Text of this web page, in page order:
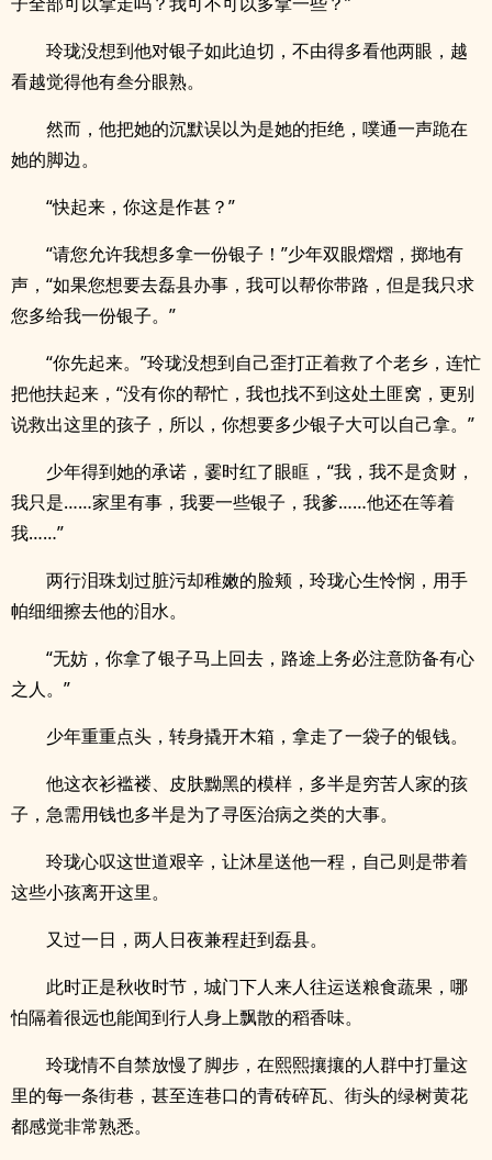
玲珑没想到他对银子如此迫切，不由得多看他两眼，越
看越觉得他有叁分眼熟。
然而，他把她的沉默误以为是她的拒绝，噗通一声跪在
她的脚边。
“快起来，你这是作甚？”
“请您允许我想多拿一份银子！”少年双眼熠熠，掷地有
声，“如果您想要去磊县办事，我可以帮你带路，但是我只求
您多给我一份银子。”
“你先起来。”玲珑没想到自己歪打正着救了个老乡，连忙
把他扶起来，“没有你的帮忙，我也找不到这处土匪窝，更别
说救出这里的孩子，所以，你想要多少银子大可以自己拿。”
少年得到她的承诺，霎时红了眼眶，“我，我不是贪财，
我只是……家里有事，我要一些银子，我爹……他还在等着
我……”
两行泪珠划过脏污却稚嫩的脸颊，玲珑心生怜悯，用手
帕细细擦去他的泪水。
“无妨，你拿了银子马上回去，路途上务必注意防备有心
之人。”
少年重重点头，转身撬开木箱，拿走了一袋子的银钱。
他这衣衫褴褛、皮肤黝黑的模样，多半是穷苦人家的孩
子，急需用钱也多半是为了寻医治病之类的大事。
玲珑心叹这世道艰辛，让沐星送他一程，自己则是带着
这些小孩离开这里。
又过一日，两人日夜兼程赶到磊县。
此时正是秋收时节，城门下人来人往运送粮食蔬果，哪
怕隔着很远也能闻到行人身上飘散的稻香味。
玲珑情不自禁放慢了脚步，在熙熙攘攘的人群中打量这
里的每一条街巷，甚至连巷口的青砖碎瓦、街头的绿树黄花
都感觉非常熟悉。